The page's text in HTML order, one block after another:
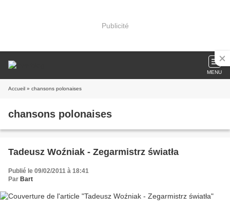
Publicité
MENU
Accueil » chansons polonaises
chansons polonaises
Tadeusz Woźniak - Zegarmistrz światła
Publié le 09/02/2011 à 18:41
Par Bart